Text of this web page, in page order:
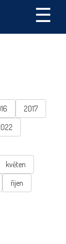
☰
2017
květen
říjen